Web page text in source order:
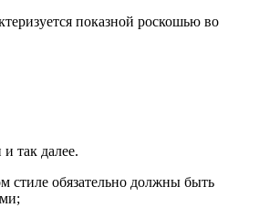
показной роскошью во
так далее.
стиле обязательно должны быть